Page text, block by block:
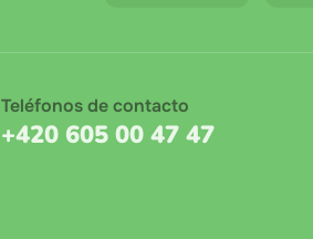
Teléfonos de contacto
+420 605 00 47 47